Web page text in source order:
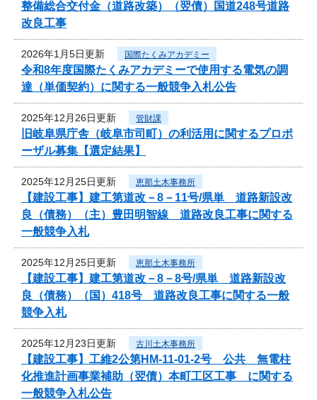
整備総合交付金（道路改築）（翌債）国道248号道路
改良工事
2026年1月5日更新 国際たくみアカデミー
令和8年度国際たくみアカデミーで使用する電気の調
達（単価契約）に関する一般競争入札公告
2025年12月26日更新 管財課
旧岐阜県庁舎（岐阜市司町）の利活用に関するプロポ
ーザル募集【選定結果】
2025年12月25日更新 恵那土木事務所
【建設工事】建工第道改－8－11号/県単 道路新設改
良（債務）（主）豊田明智線 道路改良工事に関する
一般競争入札
2025年12月25日更新 恵那土木事務所
【建設工事】建工第道改－8－8号/県単 道路新設改
良（債務）（国）418号 道路改良工事に関する一般
競争入札
2025年12月23日更新 古川土木事務所
【建設工事】工維2公第HM-11-01-2号 公共 無電柱
化推進計画事業補助（翌債）本町工区工事 に関する
一般競争入札公告